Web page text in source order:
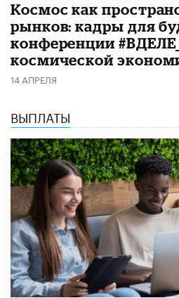
Космос как
рынков: кадры для
конференции
космической
14 АПРЕЛЯ
ВЫПЛАТЫ